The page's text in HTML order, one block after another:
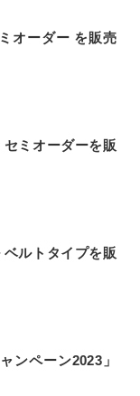
オーダー を販売
ミオーダーを販
ルトタイプを販
ンペーン2023」